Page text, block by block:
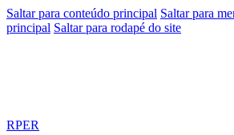
Saltar para conteúdo principal Saltar para
principal Saltar para rodapé do site
RPER